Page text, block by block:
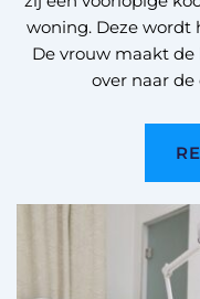
woning. Deze wordt
De vrouw maakt
over naar